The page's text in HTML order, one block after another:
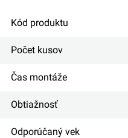
Kód produktu
Počet kusov
Čas montáže
Obtiažnosť
Odporúčaný vek